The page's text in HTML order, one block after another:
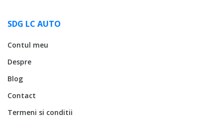
SDG LC AUTO
Contul meu
Despre
Blog
Contact
Termeni si conditii